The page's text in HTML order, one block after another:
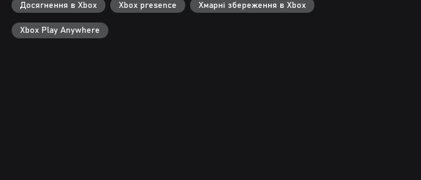
Досягнення в Xbox Xbox presence Хмарні збереження в Xbox
Xbox Play Anywhere